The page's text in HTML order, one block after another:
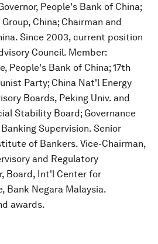
People's Bank of China;
China; Chairman and
Since 2003, current position
Council. Member:
People's Bank of China; 17th
Party; China Nat'l Energy
Boards, Peking Univ. and
Stability Board; Governance
Supervision. Senior
of Bankers. Vice-Chairman,
and Regulatory
Board, Int'l Center for
Bank Negara Malaysia.
awards.